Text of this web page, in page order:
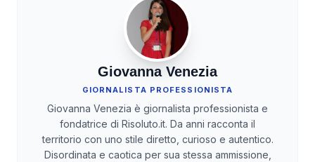
Giovanna Venezia
GIORNALISTA PROFESSIONISTA
Giovanna Venezia è giornalista professionista e
fondatrice di Risoluto.it. Da anni racconta il
territorio con uno stile diretto, curioso e autentico.
Disordinata e caotica per sua stessa ammissione,